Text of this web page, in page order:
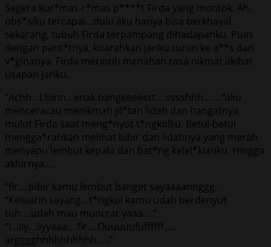
Segera kur*mas-r*mas p****t Firda yang montok. Ah,
obs*siku tercapai…dulu aku hanya bisa berkhayal,
sekarang, tubuh Firda terpampang dihadapanku. Puas
dengan pant*tnya, kuarahkan jariku turun ke a**s dan
v*ginanya. Firda merintih menahan rasa nikmat akibat
usapan jariku.
“Achh…Liiiinn…enak bangeeeeett….sssshhh…….”aku
menceracau menikmati jil*tan lidah dan hangatnya
mulut Firda saat meng*nyot t*ngkolku. Betul-betul
mengga*rahkan melihat bibir dan lidahnya yang merah
menyapu lembut kepala dan bat*ng kelel*kianku. Hingga
akhirnya….
“fir….bibir kamu lembut banget sayaaaannggg.
“Keluarin sayang…t*ngkol kamu udah berdenyut
tuh….udah mau muncrat yaaa….”
“I…iiy…iiyyaaa….fir….Ouuuuufuffffff…..
argggghhhhhhhhhh…..”